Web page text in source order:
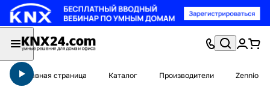
Главная страница Каталог Производители Zennio